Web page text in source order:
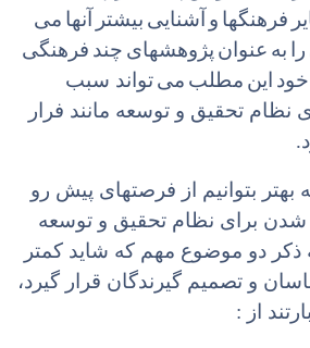
فرهنگها و آشنایی بیشتر آنها می
را به عنوان پژوهشهای چند فرهنگی
خود این مطلب میتواند سبب
نظام تحقیق و توسعه مانند فرار
بهتر بتوانیم از فرصتهای پیش رو
شدن برای نظام تحقیق و توسعه
ذکر دو موضوع مهم که شاید کمتر
و تصمیم گیرندگان قرار گیرد،
از :